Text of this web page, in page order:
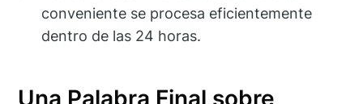
conveniente se procesa eficientemente
dentro de las 24 horas.
Una Palabra Final sobre